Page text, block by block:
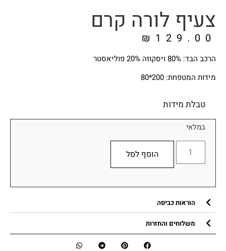
צעיף לורה קרם
₪ 129.00
הרכב הבד: 80% ויסקוזה 20% פוליאסטר
מידות המטפחת: 200*80
טבלת מידות
במלאי
הוסף לסל
הוראות כביסה
משלוחים והחזרות